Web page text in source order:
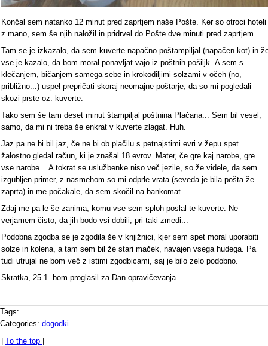
Končal sem natanko 12 minut pred zaprtjem naše Pošte. Ker so otroci hoteli
z mano, sem še njih naložil in pridrvel do Pošte dve minuti pred zaprtjem.
Tam se je izkazalo, da sem kuverte napačno poštampiljal (napačen kot) in
vse je kazalo, da bom moral ponavljat vajo iz poštnih pošiljk. A sem s
klečanjem, bičanjem samega sebe in krokodiljimi solzami v očeh (no,
približno...) uspel prepričati skoraj neomajne poštarje, da so mi pogledali
skozi prste oz. kuverte.
Tako sem še tam deset minut štampiljal poštnina Plačana... Sem bil vesel,
samo, da mi ni treba še enkrat v kuverte zlagat. Huh.
Jaz pa ne bi bil jaz, če ne bi ob plačilu s petnajstimi evri v žepu spet
žalostno gledal račun, ki je znašal 18 evrov. Mater, če gre kaj narobe, gre
vse narobe... A tokrat se uslužbenke niso več jezile, so že videle, da sem
izgubljen primer, z nasmehom so mi odprle vrata (seveda je bila pošta že
zaprta) in me počakale, da sem skočil na bankomat.
Zdaj me pa le še zanima, komu vse sem sploh poslal te kuverte. Ne
verjamem čisto, da jih bodo vsi dobili, pri taki zmedi...
Podobna zgodba se je zgodila še v knjižnici, kjer sem spet moral uporabiti
solze in kolena, a tam sem bil že stari maček, navajen vsega hudega. Pa
tudi utrujal ne bom več z istimi zgodbicami, saj je bilo zelo podobno.
Skratka, 25.1. bom proglasil za Dan opravičevanja.
Tags:
Categories: dogodki
| To the top |